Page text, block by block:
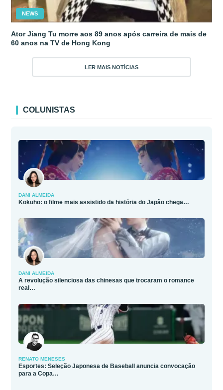
NEWS
Ator Jiang Tu morre aos 89 anos após carreira de mais de
60 anos na TV de Hong Kong
LER MAIS NOTÍCIAS
COLUNISTAS
DANI ALMEIDA
Kokuho: o filme mais assistido da história do Japão chega…
DANI ALMEIDA
A revolução silenciosa das chinesas que trocaram o romance
real…
RENATO MENESES
Esportes: Seleção Japonesa de Baseball anuncia convocação
para a Copa…